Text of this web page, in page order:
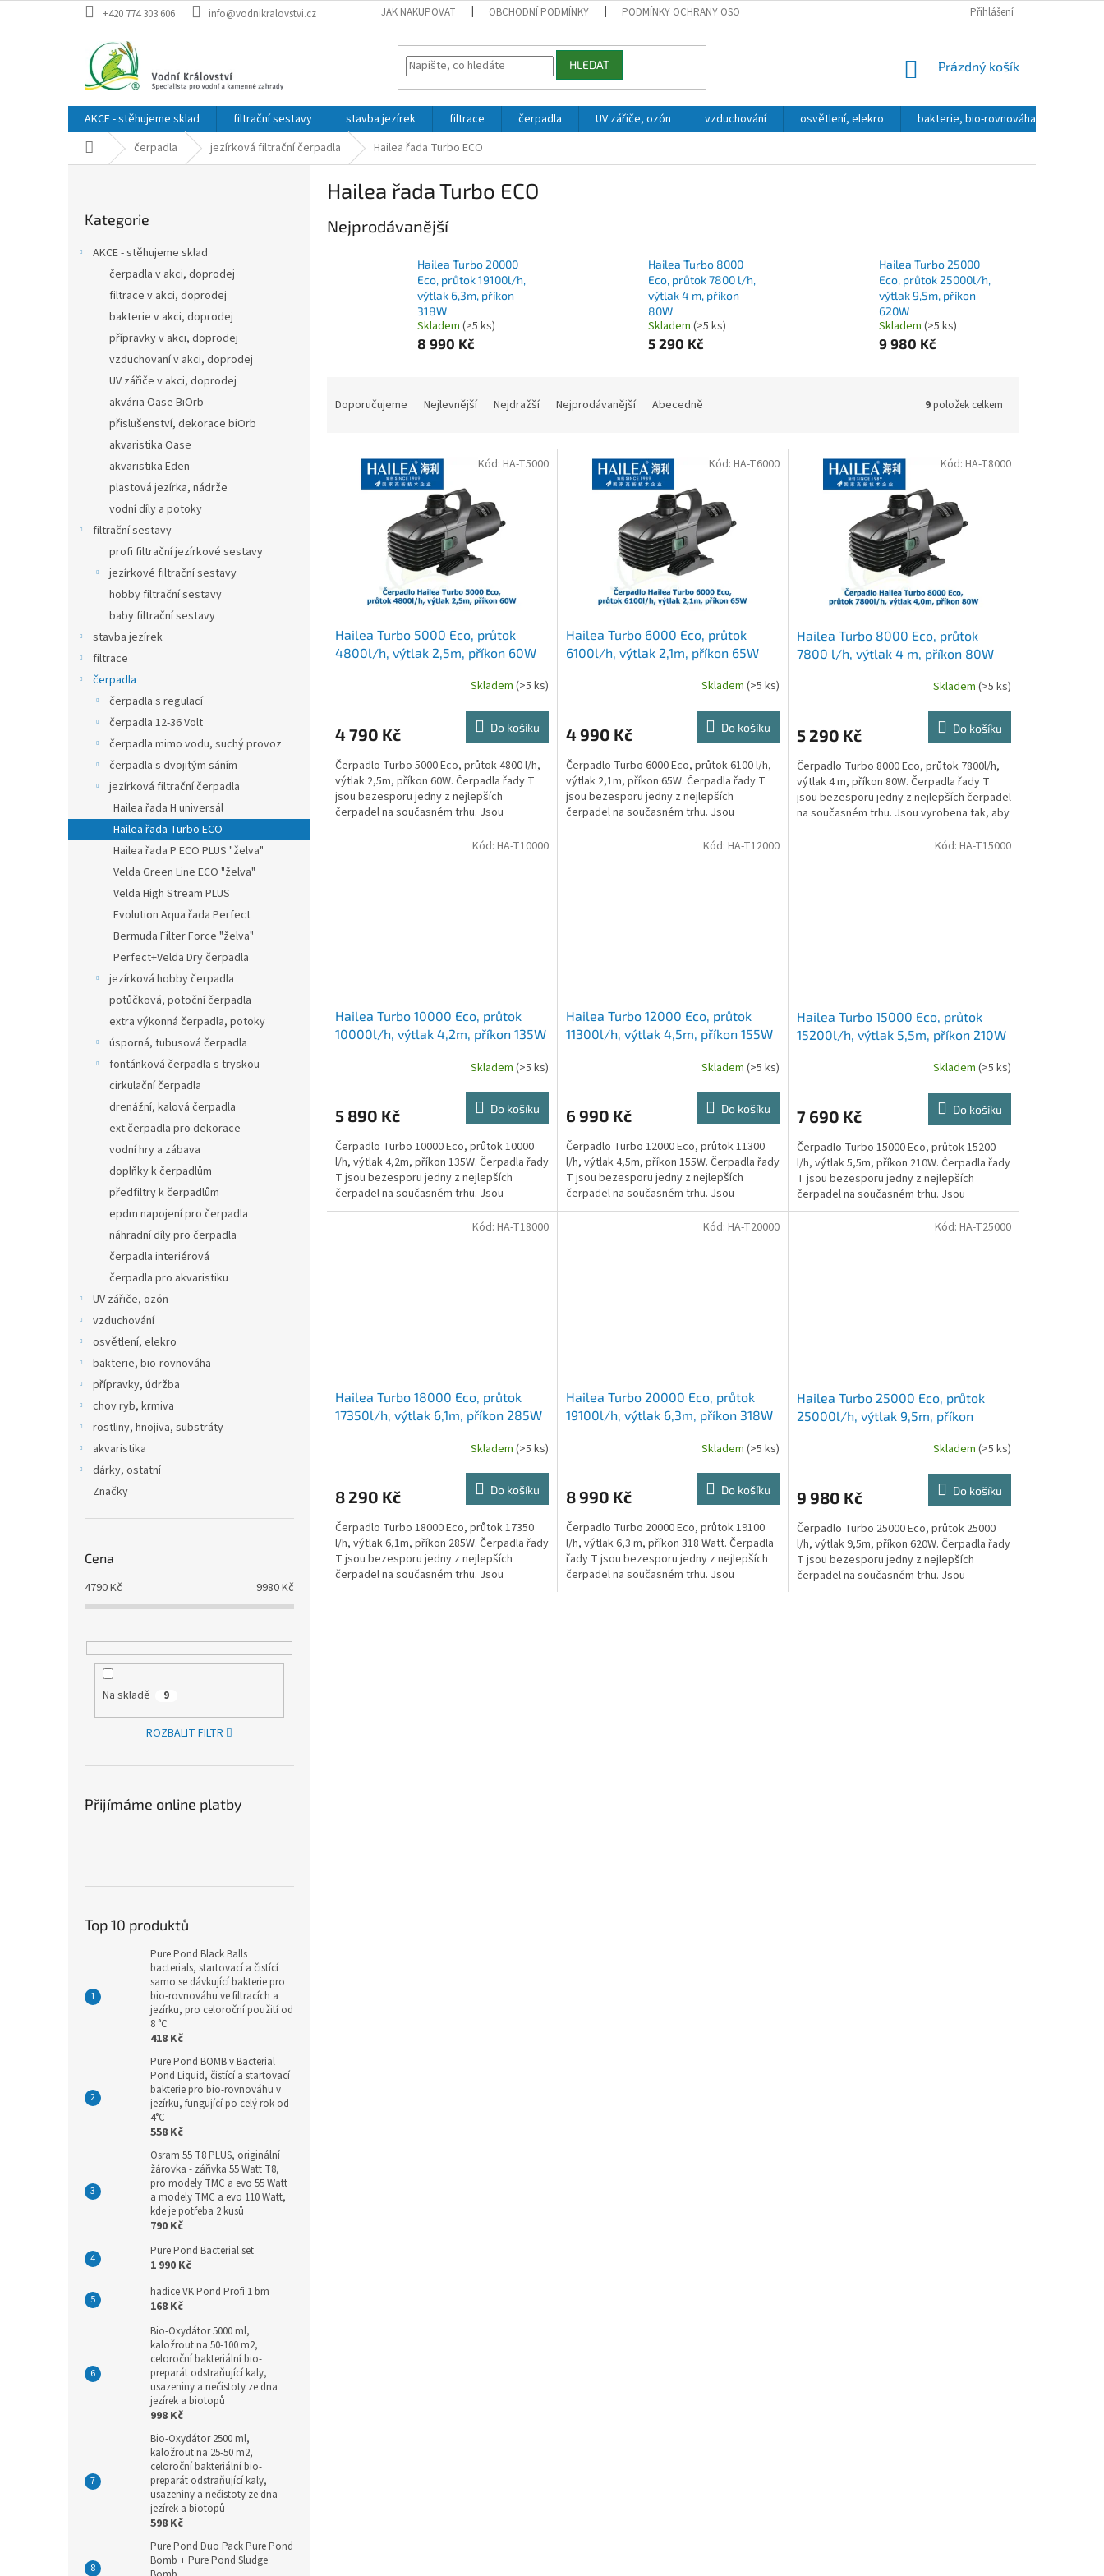
na
+420 774 303 606 info@vodnikralovstvi.cz JAK NAKUPOVAT OBCHODNÍ PODMÍNKY PODMÍNKY OCHRANY OSOBNÍCH ÚDAJŮ KONTAKT, OTEVÍRACÍ DOBA
Přihlášení
HLEDAT
NÁKUPNÍ
Prázdný košík
AKCE - stěhujeme sklad filtrační sestavy stavba jezírek filtrace čerpadla UV zářiče, ozón vzduchování osvětlení, elekro bakterie, bio-rovnováha
Domů čerpadla jezírková filtrační čerpadla Hailea řada Turbo ECO
kategorie
Kategorie
AKCE - stěhujeme sklad
čerpadla v akci, doprodej
filtrace v akci, doprodej
bakterie v akci, doprodej
přípravky v akci, doprodej
vzduchovaní v akci, doprodej
UV zářiče v akci, doprodej
akvária Oase BiOrb
přislušenství, dekorace biOrb
akvaristika Oase
akvaristika Eden
plastová jezírka, nádrže
vodní díly a potoky
filtrační sestavy
profi filtrační jezírkové sestavy
jezírkové filtrační sestavy
hobby filtrační sestavy
baby filtrační sestavy
stavba jezírek
filtrace
čerpadla
čerpadla s regulací
čerpadla 12-36 Volt
čerpadla mimo vodu, suchý provoz
čerpadla s dvojitým sáním
jezírková filtrační čerpadla
Hailea řada H universál
Hailea řada Turbo ECO
Hailea řada P ECO PLUS "želva"
Velda Green Line ECO "želva"
Velda High Stream PLUS
Evolution Aqua řada Perfect
Bermuda Filter Force "želva"
Perfect+Velda Dry čerpadla
jezírková hobby čerpadla
potůčková, potoční čerpadla
extra výkonná čerpadla, potoky
úsporná, tubusová čerpadla
fontánková čerpadla s tryskou
cirkulační čerpadla
drenážní, kalová čerpadla
ext.čerpadla pro dekorace
vodní hry a zábava
doplňky k čerpadlům
předfiltry k čerpadlům
epdm napojení pro čerpadla
náhradní díly pro čerpadla
čerpadla interiérová
čerpadla pro akvaristiku
UV zářiče, ozón
vzduchování
osvětlení, elekro
bakterie, bio-rovnováha
přípravky, údržba
chov ryb, krmiva
rostliny, hnojiva, substráty
akvaristika
dárky, ostatní
Značky
Cena
4790Kč 9980Kč
Na skladě 9
ROZBALIT FILTR
Přijímáme online platby
Top 10 produktů
Pure Pond Black Balls
bacterials, startovací a čistící
samo se dávkující bakterie pro
bio-rovnováhu ve filtracích a
jezírku, pro celoroční použití od
8 °C
418 Kč
Pure Pond BOMB v Bacterial
Pond Liquid, čistící a startovací
bakterie pro bio-rovnováhu v
jezírku, fungující po celý rok od
4°C
558 Kč
Osram 55 T8 PLUS, originální
žárovka - zářivka 55 Watt T8,
pro modely TMC a evo 55 Watt
a modely TMC a evo 110 Watt,
kde je potřeba 2 kusů
790 Kč
Pure Pond Bacterial set
1 990 Kč
hadice VK Pond Profi 1 bm
168 Kč
Bio-Oxydátor 5000 ml,
kaložrout na 50-100 m2,
celoroční bakteriální bio-
preparát odstraňující kaly,
usazeniny a nečistoty ze dna
jezírek a biotopů
998 Kč
Bio-Oxydátor 2500 ml,
kaložrout na 25-50 m2,
celoroční bakteriální bio-
preparát odstraňující kaly,
usazeniny a nečistoty ze dna
jezírek a biotopů
598 Kč
Pure Pond Duo Pack Pure Pond
Bomb + Pure Pond Sludge
Hailea řada Turbo ECO
Nejprodávanější
Hailea Turbo 20000
Eco, průtok 19100l/h,
výtlak 6,3m, příkon
318W
Skladem (>5 ks)
8 990 Kč
Hailea Turbo 8000
Eco, průtok 7800 l/h,
výtlak 4 m, příkon
80W
Skladem (>5 ks)
5 290 Kč
Hailea Turbo 25000
Eco, průtok 25000l/h,
výtlak 9,5m, příkon
620W
Skladem (>5 ks)
9 980 Kč
Doporučujeme Nejlevnější Nejdražší Nejprodávanější Abecedně 9položek celkem
Hailea Turbo 5000 Eco, průtok
4800l/h, výtlak 2,5m, příkon 60W
Skladem (>5 ks)
4 790 Kč Do košíku
Čerpadlo Turbo 5000 Eco, průtok 4800 l/h,
výtlak 2,5m, příkon 60W. Čerpadla řady T
jsou bezesporu jedny z nejlepších
čerpadel na současném trhu. Jsou
vyrobena tak, aby splňovala...
Kód: HA-T5000
Hailea Turbo 6000 Eco, průtok
6100l/h, výtlak 2,1m, příkon 65W
Skladem (>5 ks)
4 990 Kč Do košíku
Čerpadlo Turbo 6000 Eco, průtok 6100 l/h,
výtlak 2,1m, příkon 65W. Čerpadla řady T
jsou bezesporu jedny z nejlepších
čerpadel na současném trhu. Jsou
vyrobena tak, aby splňovala...
Kód: HA-T6000
Hailea Turbo 8000 Eco, průtok
7800 l/h, výtlak 4 m, příkon 80W
Skladem (>5 ks)
5 290 Kč Do košíku
Čerpadlo Turbo 8000 Eco, průtok 7800l/h,
výtlak 4 m, příkon 80W. Čerpadla řady T
jsou bezesporu jedny z nejlepších čerpadel
na současném trhu. Jsou vyrobena tak, aby
splňovala...
Kód: HA-T8000
Hailea Turbo 10000 Eco, průtok
10000l/h, výtlak 4,2m, příkon 135W
Skladem (>5 ks)
5 890 Kč Do košíku
Čerpadlo Turbo 10000 Eco, průtok 10000
l/h, výtlak 4,2m, příkon 135W. Čerpadla řady
T jsou bezesporu jedny z nejlepších
čerpadel na současném trhu. Jsou
vyrobena tak, aby...
Kód: HA-T10000
Hailea Turbo 12000 Eco, průtok
11300l/h, výtlak 4,5m, příkon 155W
Skladem (>5 ks)
6 990 Kč Do košíku
Čerpadlo Turbo 12000 Eco, průtok 11300
l/h, výtlak 4,5m, příkon 155W. Čerpadla řady
T jsou bezesporu jedny z nejlepších
čerpadel na současném trhu. Jsou
vyrobena tak, aby...
Kód: HA-T12000
Hailea Turbo 15000 Eco, průtok
15200l/h, výtlak 5,5m, příkon 210W
Skladem (>5 ks)
7 690 Kč Do košíku
Čerpadlo Turbo 15000 Eco, průtok 15200
l/h, výtlak 5,5m, příkon 210W. Čerpadla řady
T jsou bezesporu jedny z nejlepších
čerpadel na současném trhu. Jsou
vyrobena tak, aby...
Kód: HA-T15000
Hailea Turbo 18000 Eco, průtok
17350l/h, výtlak 6,1m, příkon 285W
Skladem (>5 ks)
8 290 Kč Do košíku
Čerpadlo Turbo 18000 Eco, průtok 17350
l/h, výtlak 6,1m, příkon 285W. Čerpadla řady
T jsou bezesporu jedny z nejlepších
čerpadel na současném trhu. Jsou
Kód: HA-T18000
Hailea Turbo 20000 Eco, průtok
19100l/h, výtlak 6,3m, příkon 318W
Skladem (>5 ks)
8 990 Kč Do košíku
Čerpadlo Turbo 20000 Eco, průtok 19100
l/h, výtlak 6,3 m, příkon 318 Watt. Čerpadla
řady T jsou bezesporu jedny z nejlepších
čerpadel na současném trhu. Jsou
Kód: HA-T20000
Hailea Turbo 25000 Eco, průtok
25000l/h, výtlak 9,5m, příkon
Skladem (>5 ks)
9 980 Kč Do košíku
Čerpadlo Turbo 25000 Eco, průtok 25000
l/h, výtlak 9,5m, příkon 620W. Čerpadla řady
T jsou bezesporu jedny z nejlepších
čerpadel na současném trhu. Jsou
Kód: HA-T25000